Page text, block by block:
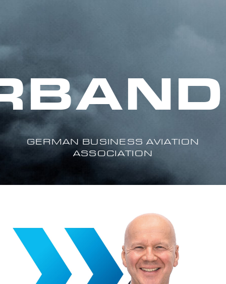
GERMAN BUSINESS AVIATION
ASSOCIATION